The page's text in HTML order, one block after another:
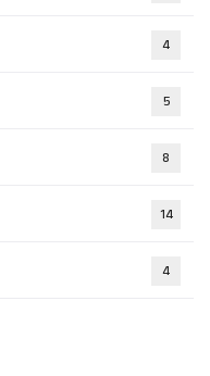
4
5
8
14
4